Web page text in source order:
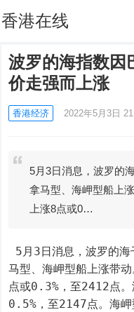
香港在线
波罗的海指数因
价走强而上涨
香港经济 2022年5月3日
5月3日消息，波罗的
拿马型、海岬型船上
上涨8点或0…
马型、海岬型船上涨带
点或0.3%，至2412点
0.5%，至2147点。海